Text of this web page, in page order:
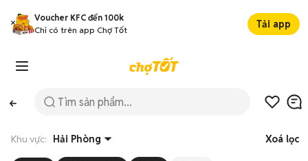
Voucher KFC đến 100k
Chỉ có trên app Chợ Tốt
Tải app
Khu vực: Hải Phòng Xoá lọc